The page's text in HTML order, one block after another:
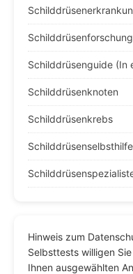
Schilddrüsenforschung
Schilddrüsenguide (In
Schilddrüsenknoten
Schilddrüsenkrebs
Schilddrüsenselbsthilfe
Hinweis zum
Selbsttests willigen
Ihnen ausgewählten